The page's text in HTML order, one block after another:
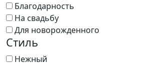
Благодарность
На свадьбу
Для новорожденного
Стиль
Нежный